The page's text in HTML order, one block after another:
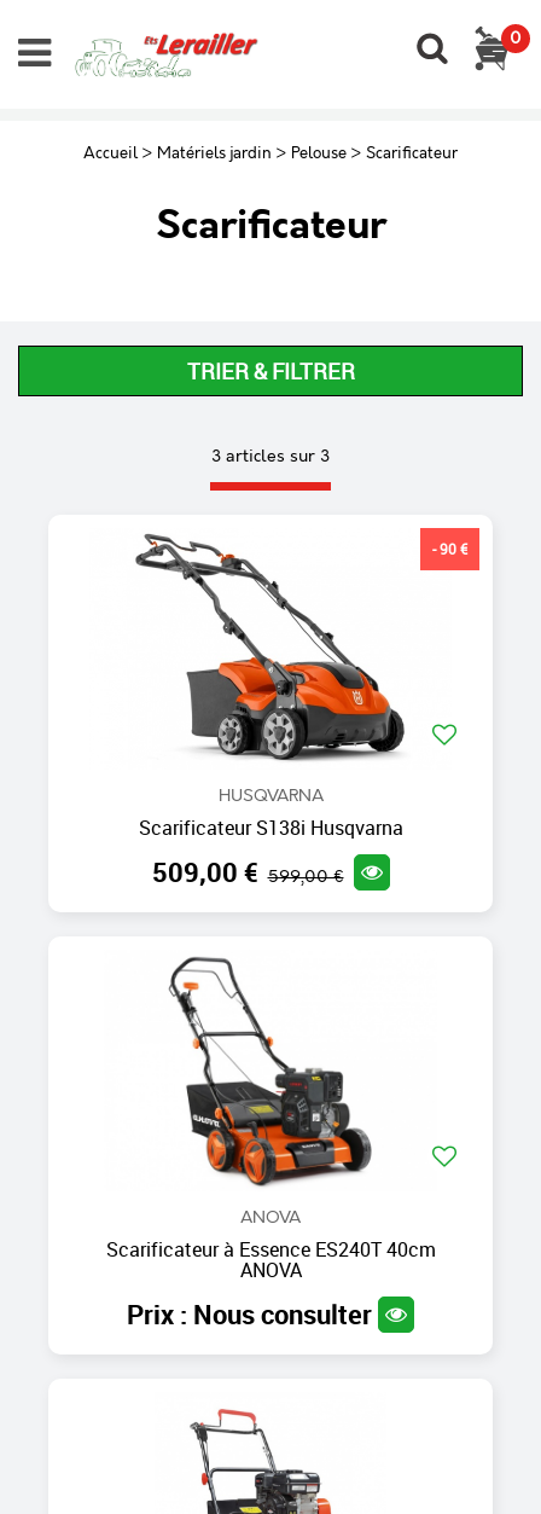
0
Accueil > Matériels jardin > Pelouse > Scarificateur
Scarificateur
TRIER & FILTRER
3 articles sur 3
- 90 €
HUSQVARNA
Scarificateur S138i Husqvarna
509,00 € 599,00 €
ANOVA
Scarificateur à Essence ES240T 40cm
ANOVA
Prix : Nous consulter